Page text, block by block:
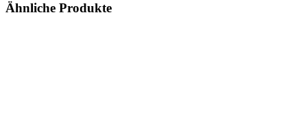
Ähnliche Produkte